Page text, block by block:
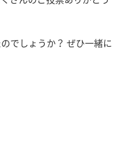
でしょうか？ ぜひ一緒に